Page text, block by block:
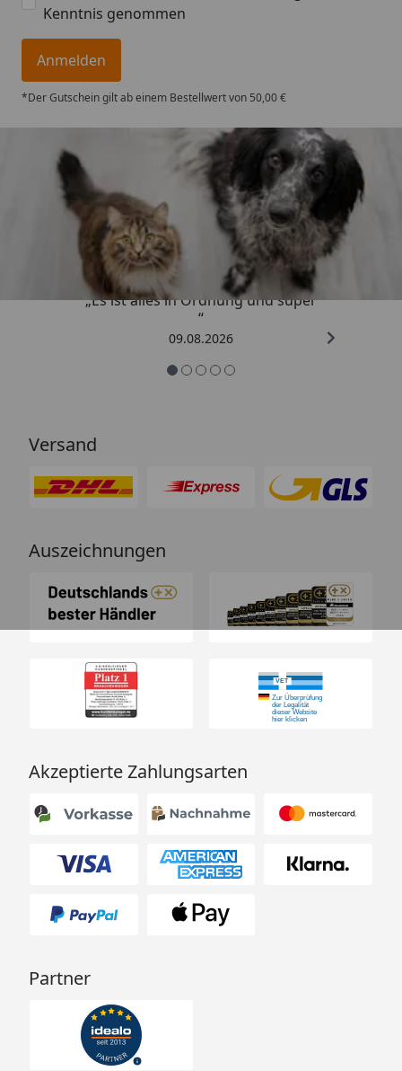
Kenntnis genommen
Anmelden
*Der Gutschein gilt ab einem Bestellwert von 50,00 €
Trusted Shops
4,73/ 5
„Es ist alles in Ordnung und super
“
09.08.2026
Versand
Auszeichnungen
Akzeptierte Zahlungsarten
Partner